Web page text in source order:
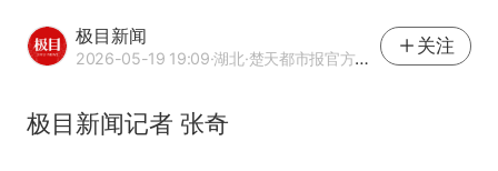
极目新闻
2026-05-19 19:09·湖北·楚天都市报官方网易号
关注
极目新闻记者 张奇